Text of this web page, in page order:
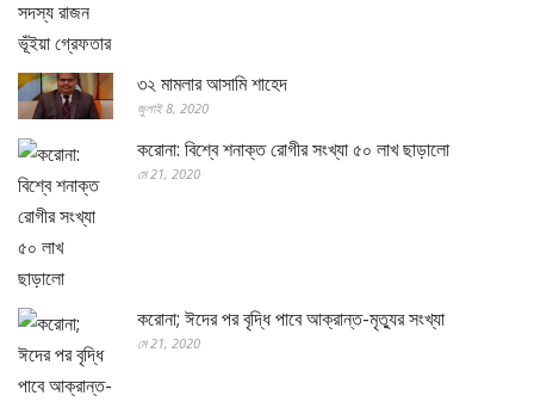
৩২ মামলার আসামি শাহেদ
জুলাই 8, 2020
করোনা: বিশ্বে শনাক্ত রোগীর সংখ্যা ৫০ লাখ ছাড়ালো
মে 21, 2020
করোনা; ঈদের পর বৃদ্ধি পাবে আক্রান্ত-মৃত্যুর সংখ্যা
মে 21, 2020